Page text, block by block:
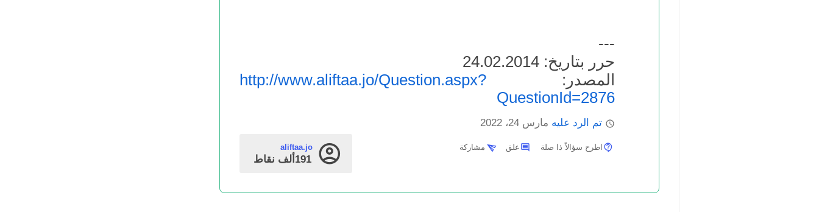
---
حرر بتاريخ: 24.02.2014
المصدر:http://www.aliftaa.jo/Question.aspx?
QuestionId=2876
تم الرد عليه مارس 24، 2022
aliftaa.jo
191ألف نقاط
اطرح سؤالاً ذا صلة علق مشاركة